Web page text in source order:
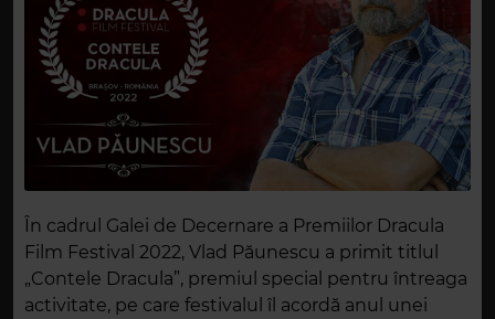
În cadrul Galei de Decernare a Premiilor Dracula
Film Festival 2022, Vlad Păunescu a primit titlul
„Contele Dracula”, premiul special pentru întreaga
activitate, pe care festivalul îl acordă anul unei